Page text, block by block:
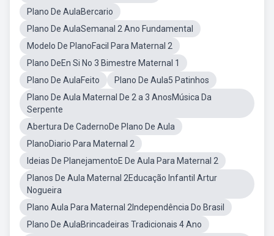
Plano De AulaBercario
Plano De AulaSemanal 2 Ano Fundamental
Modelo De PlanoFacil Para Maternal 2
Plano DeEn Si No 3 Bimestre Maternal 1
Plano De AulaFeito
Plano De Aula5 Patinhos
Plano De Aula Maternal De 2 a 3 AnosMúsica Da
Serpente
Abertura De CadernoDe Plano De Aula
PlanoDiario Para Maternal 2
Ideias De PlanejamentoE De Aula Para Maternal 2
Planos De Aula Maternal 2Educação Infantil Artur
Nogueira
Plano Aula Para Maternal 2Independência Do Brasil
Plano De AulaBrincadeiras Tradicionais 4 Ano